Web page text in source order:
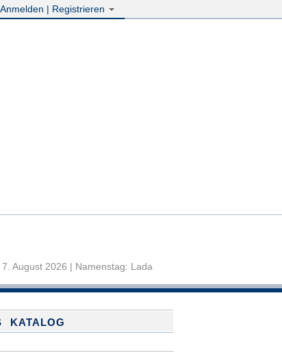
Anmelden | Registrieren
August 2026 | Namenstag: Lada
KATALOG